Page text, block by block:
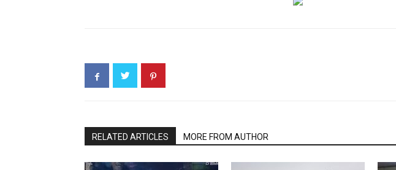
RELATED ARTICLES MORE FROM AUTHOR